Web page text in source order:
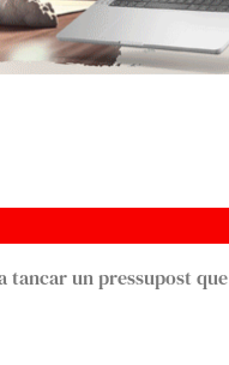
tancar un pressupost que